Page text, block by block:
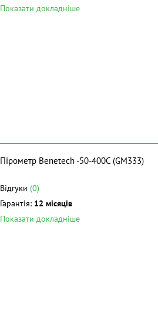
Показати докладніше
Пірометр Benetech -50-400C (GM333)
Відгуки (0)
Гарантія: 12 місяців
Показати докладніше